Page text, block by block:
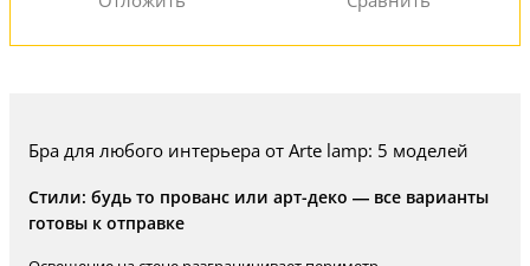
Бра для любого интерьера от Arte lamp: 5 моделей
Стили: будь то прованс или арт-деко — все варианты
готовы к отправке